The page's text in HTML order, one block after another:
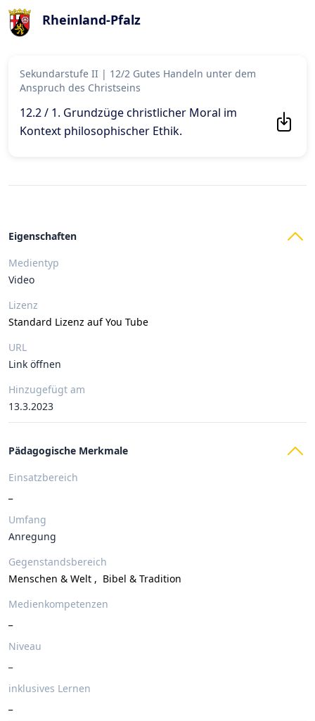
Rheinland-Pfalz
Sekundarstufe II | 12/2 Gutes Handeln unter dem
Anspruch des Christseins
12.2 / 1. Grundzüge christlicher Moral im
Kontext philosophischer Ethik.
Eigenschaften
Medientyp
Video
Lizenz
Standard Lizenz auf You Tube
URL
Link öffnen
Hinzugefügt am
13.3.2023
Pädagogische Merkmale
Einsatzbereich
Umfang
Anregung
Gegenstandsbereich
Menschen & Welt , Bibel & Tradition
Medienkompetenzen
Niveau
inklusives Lernen